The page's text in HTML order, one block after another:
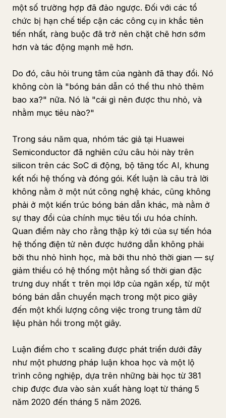
một số trường hợp đã đảo ngược. Đối với các tổ
chức bị hạn chế tiếp cận các công cụ in khắc tiên
tiến nhất, ràng buộc đã trở nên chặt chẽ hơn sớm
hơn và tác động mạnh mẽ hơn.
Do đó, câu hỏi trung tâm của ngành đã thay đổi. Nó
không còn là "bóng bán dẫn có thể thu nhỏ thêm
bao xa?" nữa. Nó là "cái gì nên được thu nhỏ, và
nhằm mục tiêu nào?"
Trong sáu năm qua, nhóm tác giả tại Huawei
Semiconductor đã nghiên cứu câu hỏi này trên
silicon trên các SoC di động, bộ tăng tốc AI, khung
kết nối hệ thống và đóng gói. Kết luận là câu trả lời
không nằm ở một nút công nghệ khác, cũng không
phải ở một kiến trúc bóng bán dẫn khác, mà nằm ở
sự thay đổi của chính mục tiêu tối ưu hóa chính.
Quan điểm này cho rằng thập kỷ tới của sự tiến hóa
hệ thống điện tử nên được hướng dẫn không phải
bởi thu nhỏ hình học, mà bởi thu nhỏ thời gian — sự
giảm thiểu có hệ thống một hằng số thời gian đặc
trưng duy nhất τ trên mọi lớp của ngăn xếp, từ một
bóng bán dẫn chuyển mạch trong một pico giây
đến một khối lượng công việc trong trung tâm dữ
liệu phản hồi trong một giây.
Luận điểm cho τ scaling được phát triển dưới đây
như một phương pháp luận khoa học và một lộ
trình công nghiệp, dựa trên những bài học từ 381
chip được đưa vào sản xuất hàng loạt từ tháng 5
năm 2020 đến tháng 5 năm 2026.